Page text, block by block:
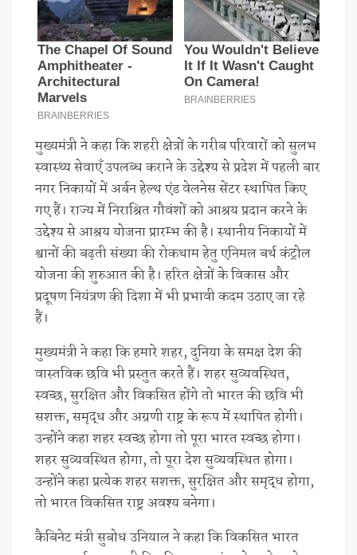
मुख्यमंत्री ने कहा कि शहरी क्षेत्रों के गरीब परिवारों को सुलभ
स्वास्थ्य सेवाएँ उपलब्ध कराने के उद्देश्य से प्रदेश में पहली बार
नगर निकायों में अर्बन हेल्थ एंड वेलनेस सेंटर स्थापित किए
गए हैं। राज्य में निराश्रित गौवंशों को आश्रय प्रदान करने के
उद्देश्य से आश्रय योजना प्रारम्भ की है। स्थानीय निकायों में
श्वानों की बढ़ती संख्या की रोकथाम हेतु एनिमल बर्थ कंट्रोल
योजना की शुरुआत की है। हरित क्षेत्रों के विकास और
प्रदूषण नियंत्रण की दिशा में भी प्रभावी कदम उठाए जा रहे
हैं।
मुख्यमंत्री ने कहा कि हमारे शहर, दुनिया के समक्ष देश की
वास्तविक छवि भी प्रस्तुत करते हैं। शहर सुव्यवस्थित,
स्वच्छ, सुरक्षित और विकसित होंगे तो भारत की छवि भी
सशक्त, समृद्ध और अग्रणी राष्ट्र के रूप में स्थापित होगी।
उन्होंने कहा शहर स्वच्छ होगा तो पूरा भारत स्वच्छ होगा।
शहर सुव्यवस्थित होगा, तो पूरा देश सुव्यवस्थित होगा।
उन्होंने कहा प्रत्येक शहर सशक्त, सुरक्षित और समृद्ध होगा,
तो भारत विकसित राष्ट्र अवश्य बनेगा।
कैबिनेट मंत्री सुबोध उनियाल ने कहा कि विकसित भारत